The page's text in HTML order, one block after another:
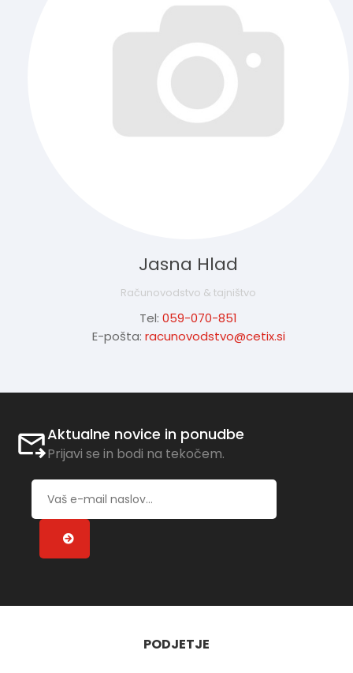
Jasna Hlad
Računovodstvo & tajništvo
Tel: 059-070-851
E-pošta: racunovodstvo@cetix.si
Aktualne novice in ponudbe
Prijavi se in bodi na tekočem.
PODJETJE